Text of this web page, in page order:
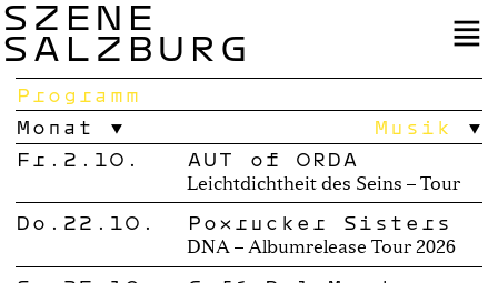
SZENE
SALZBURG
Programm
Monat
Musik
Fr.2.10.
AUT of ORDA
Leichtdichtheit des Seins – Tour
Do.22.10. Poxrucker Sisters
DNA – Albumrelease Tour 2026